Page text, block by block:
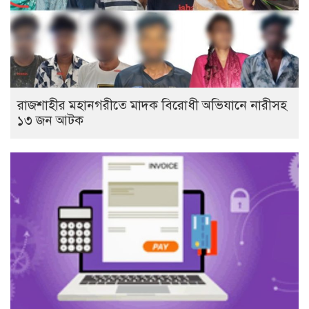
রাজশাহীর মহানগরীতে মাদক বিরোধী অভিযানে নারীসহ
১৩ জন আটক